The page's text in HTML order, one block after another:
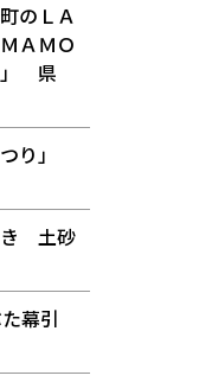
のＬＡ
ＡＭＯ
」 県
り」
き 土砂
幕引